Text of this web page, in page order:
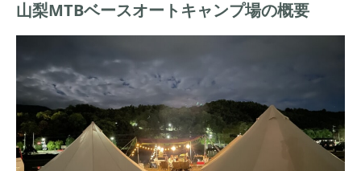
山梨MTBベースオートキャンプ場の概要